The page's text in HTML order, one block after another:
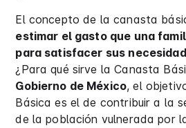
El concepto de la canasta
estimar el gasto que una
para satisfacer sus
¿Para qué sirve la Canasta
Gobierno de México, el
Básica es el de contribuir a la
de la población vulnerada por